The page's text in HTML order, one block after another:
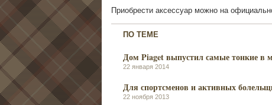
Приобрести аксессуар можно на
ПО ТЕМЕ
Дом Piaget выпустил самые тонкие в
22 января 2014
Для спортсменов и активных
22 ноября 2013